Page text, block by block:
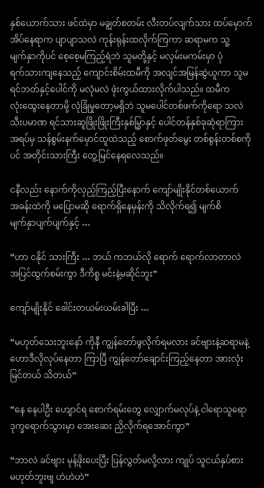
နှစ်ယောက်သား ဖင်ထဲမှာ မချွတ်စတမ်း လီးတပ်လျက်သား ထပ်မှောက်
အိပ်နေရာက ပျာပျာသလဲ ကုန်းရုန်းထလိုက်ကြကာ ဆရာမက သူ့
မျက်နှာကိုပင် စေ့စေ့မကြည့်ရဲဘဲ သူမတို့နှင့် မလှမ်းမကမ်းမှာ ပုံ
ရက်သားကျနေသည့် ကျောင်းစိမ်းထမီကို အလျင်အမြန်ဆွဲယူကာ သူမ
ရင်ဘတ်နှင့်ပေါင်ကို မလုံမလဲ ဖုံးကွယ်ထားလိုက်ပါသည်။ ထမီက
လုံးထွေးနေတာမို့ လုံခြုံမှုတော့မရှိဘဲ သူမပေါင်တစ်ဖက်ကိုရော သလဲ
သီးပမာဏ ရင်သားဆူဖြိုးဖြိုးကြီးနှစ်မြွှာနှင့် ပေါင်တန်နှစ်ခုဆုံရာကြား
အရပ်မှ သန်စွမ်းနက်မှောင်ထူထဲသည့် စောက်ဖုတ်မွေး တစ်စွန်းတစ်စကို
ပင် အတိုင်းသားကြီး တွေ့မြင်နေရလေသည်။
ငနီလည်း နောက်ကိုလှည့်ကြည့်ပြီးနောက် ကျော်မျိုးနိုင်တစ်ယောက်
အခန်းထဲကို မပြောမဆို ရောက်ရှိနေမှန်းကို သိလိုက်ရ၍ မျက်စိ
မျက်နှာပျက်ပျက်နှင့် …
“ဟာ ငနိုင် သားကြီး … ဘယ် ကဘယ်လို ရောက် ရောက်လာတာလဲ
အပြင်ထွက်စမ်းကွာ ဒီကိစ္စ မင်းနဲ့မဆိုင်ဘူး”
ကျော်မျိုးနိုင် ခေါင်းတယမ်းယမ်းခါပြီး …
“မဟုတ်သေးဘူးနော် ကိုနီ ကျွန်တော်ဖွလိုက်ရမလား ခင်ဗျားနဲ့ဆရာမနဲ့
ဟောဒီလိုလုပ်နေတာ ကြာပြီ ကျွန်တော်ချောင်းကြည့်နေတာ အားလုံး
မြင်တယ် သိတယ်”
“နေ နေပါဦး ဟျောင်ရ စောက်ရမ်းတွေ လျှောက်မလုပ်နဲ့ ငါရောသူရော
ဒုက္ခရောက်သွားမှာ အေးဆေး ညှိလိုက်ရအောင်ကွာ”
“ဘာလဲ ခင်ဗျား မုန့်ဖိုးပေးပြီး ပြန်လွှတ်မလို့လား ကျုပ် သူငယ်နှပ်စား
မဟုတ်ဘူးဗျ ဟဲဟဲဟဲ”